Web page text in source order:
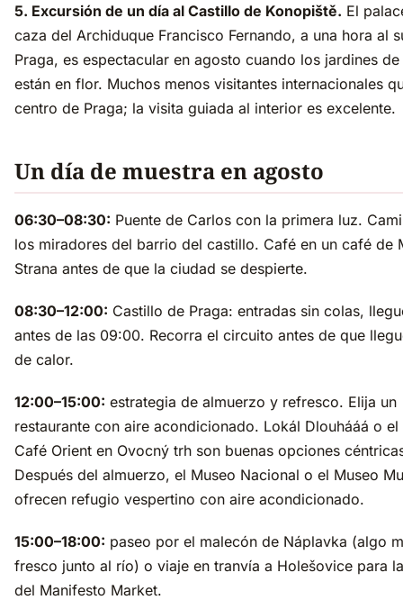
5. Excursión de un día al Castillo de Konopiště. El
caza del Archiduque Francisco Fernando, a una hora al
Praga, es espectacular en agosto cuando los jardines de
están en flor. Muchos menos visitantes internacionales
centro de Praga; la visita guiada al interior es excelente.
Un día de muestra en agosto
06:30–08:30: Puente de Carlos con la primera luz.
los miradores del barrio del castillo. Café en un café de
Strana antes de que la ciudad se despierte.
08:30–12:00: Castillo de Praga: entradas sin colas,
antes de las 09:00. Recorra el circuito antes de que
de calor.
12:00–15:00: estrategia de almuerzo y refresco. Elija un
restaurante con aire acondicionado. Lokál Dlouhááá o el
Café Orient en Ovocný trh son buenas opciones
Después del almuerzo, el Museo Nacional o el Museo
ofrecen refugio vespertino con aire acondicionado.
15:00–18:00: paseo por el malecón de Náplavka (algo
fresco junto al río) o viaje en tranvía a Holešovice para
del Manifesto Market.